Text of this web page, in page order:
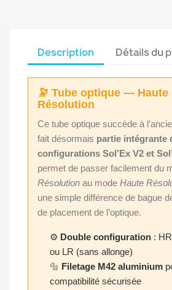
Description Détails du
🔭 Tube optique — Haute
Résolution
Ce tube optique succède à
fait désormais partie intégrante
configurations Sol’Ex V2 et
permet de passer facilement du
Résolution au mode Haute
une simple différence de bague
de placement de l’optique.
⚙️ Double configuration :
ou LR (sans allonge)
🔩 Filetage M42 aluminium
compatibilité sécurisée